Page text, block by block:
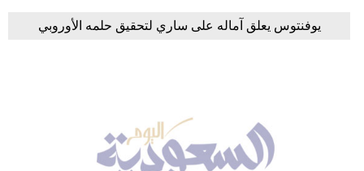
يوفنتوس يعلق آماله على ساري لتحقيق حلمه الأوروبي